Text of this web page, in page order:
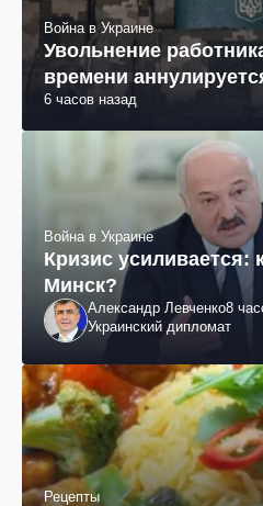
Война в Украине
Увольнение
времени
6 часов назад
Война в Украине
Кризис усиливается:
Минск?
Александр Левченко8
Украинский дипломат
Рецепты